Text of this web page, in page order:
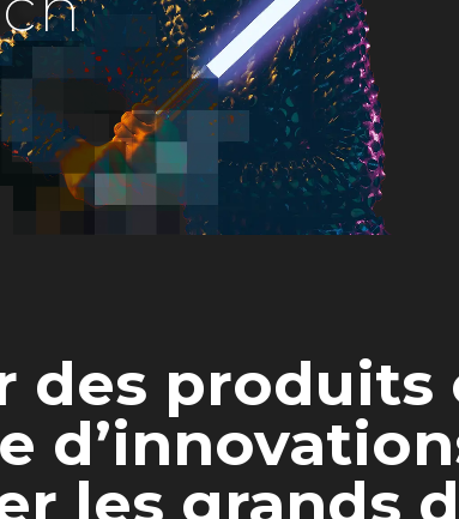
des produits
les grands